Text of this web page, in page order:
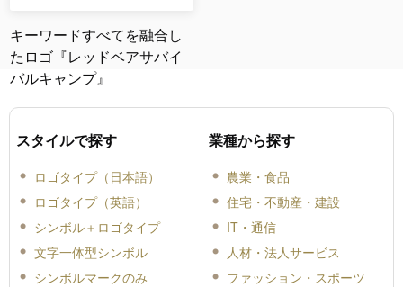
キーワードすべてを融合し
たロゴ『レッドベアサバイ
バルキャンプ』
スタイルで探す
ロゴタイプ（日本語）
ロゴタイプ（英語）
シンボル＋ロゴタイプ
文字一体型シンボル
シンボルマークのみ
業種から探す
農業・食品
住宅・不動産・建設
IT・通信
人材・法人サービス
ファッション・スポーツ